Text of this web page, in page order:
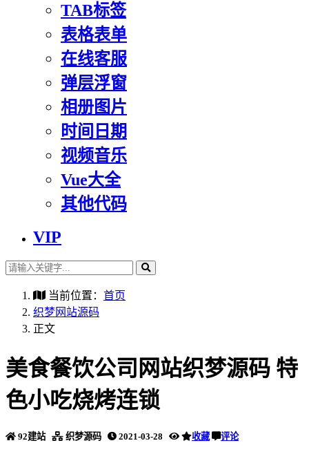
TAB标签
表格表单
在线客服
弹层浮窗
相册图片
时间日期
视频音乐
Vue大全
其他代码
VIP
当前位置： 首页
织梦网站源码
正文
美食餐饮公司网站织梦源码 特
色小吃烧烤连锁
92建站 织梦源码 2021-03-28 收藏 评论